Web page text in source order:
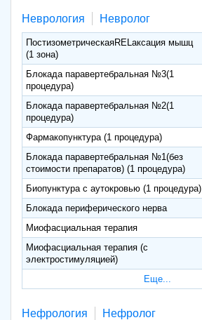
Неврология Невролог
ПостизометрическаяRELаксация мышц
(1 зона)
Блокада паравертебральная №3(1
процедура)
Блокада паравертебральная №2(1
процедура)
Фармакопунктура (1 процедура)
Блокада паравертебральная №1(без
стоимости препаратов) (1 процедура)
Биопунктура с аутокровью (1 процедура)
Блокада периферического нерва
Миофасциальная терапия
Миофасциальная терапия (с
электростимуляцией)
Еще...
Нефрология Нефролог